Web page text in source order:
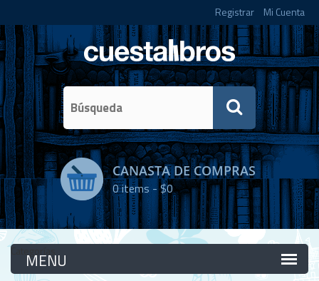
Registrar Mi Cuenta
CANASTA DE COMPRAS
0items -$0
Categorías